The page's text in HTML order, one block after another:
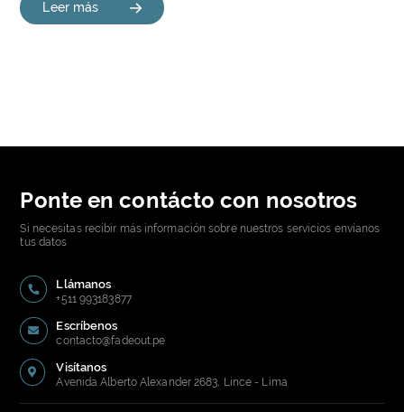
Leer más
Ponte en contácto con nosotros
Si necesitas recibir más información sobre nuestros servicios envíanos
tus datos
Llámanos
+511 993183877
Escríbenos
contacto@fadeout.pe
Visítanos
Avenida Alberto Alexander 2683, Lince - Lima